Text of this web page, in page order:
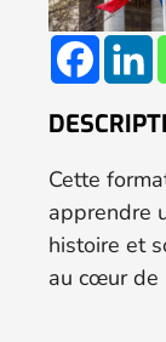
Cette
apprendre
histoire et
au cœur de